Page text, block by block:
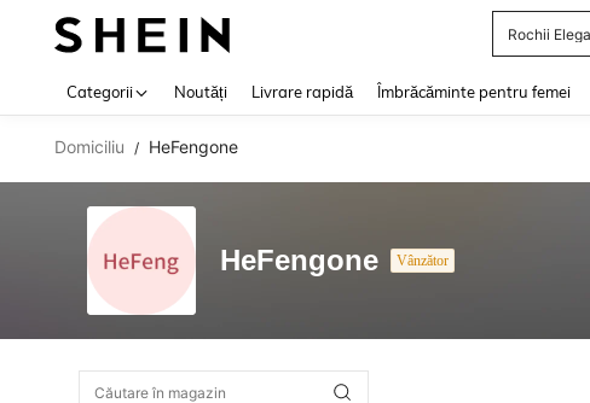
Rochii
Categorii Noutăți Livrare rapidă Îmbrăcăminte pentru femei
Domiciliu / HeFengone
HeFengone Vânzător